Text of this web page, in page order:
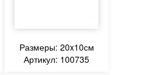
Размеры: 20x10см
Артикул: 100735